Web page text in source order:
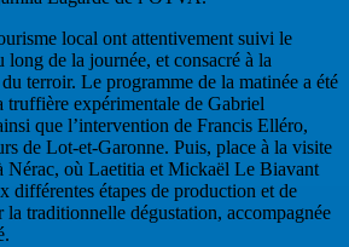
local ont attentivement suivi le
long de la journée, et consacré à la
terroir. Le programme de la matinée a été
truffière expérimentale de Gabriel
que l’intervention de Francis Elléro,
de Lot-et-Garonne. Puis, place à la visite
Nérac, où Laetitia et Mickaël Le Biavant
différentes étapes de production et de
traditionnelle dégustation, accompagnée